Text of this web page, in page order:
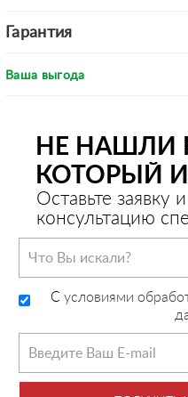
Гарантия
Ваша выгода
НЕ НАШЛИ
КОТОРЫЙ
Оставьте заявку
консультацию
C условиями